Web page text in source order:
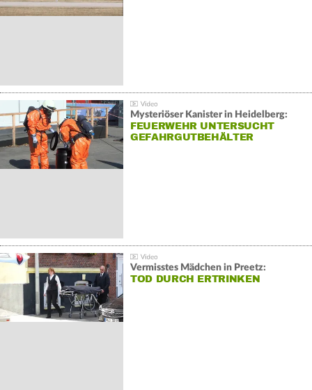
Mysteriöser Kanister in Heidelberg:
FEUERWEHR UNTERSUCHT
GEFAHRGUTBEHÄLTER
Vermisstes Mädchen in Preetz:
TOD DURCH ERTRINKEN